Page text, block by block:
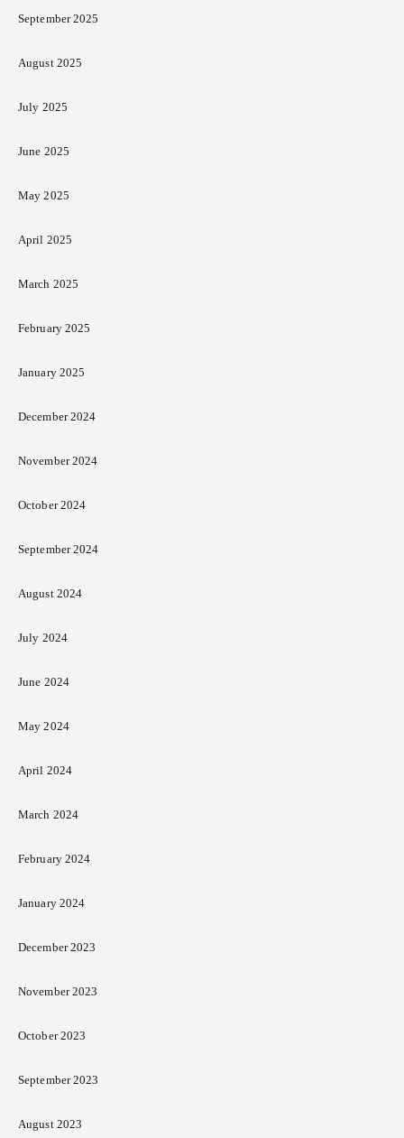
September 2025
August 2025
July 2025
June 2025
May 2025
April 2025
March 2025
February 2025
January 2025
December 2024
November 2024
October 2024
September 2024
August 2024
July 2024
June 2024
May 2024
April 2024
March 2024
February 2024
January 2024
December 2023
November 2023
October 2023
September 2023
August 2023